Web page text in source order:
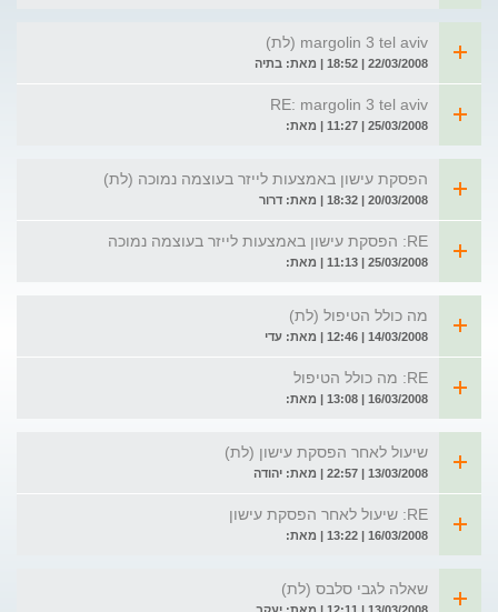
margolin 3 tel aviv (לת)
22/03/2008 | 18:52 | מאת: בתיה
RE: margolin 3 tel aviv
25/03/2008 | 11:27 | מאת:
הפסקת עישון באמצעות לייזר בעוצמה נמוכה (לת)
20/03/2008 | 18:32 | מאת: דרור
RE: הפסקת עישון באמצעות לייזר בעוצמה נמוכה
25/03/2008 | 11:13 | מאת:
מה כולל הטיפול (לת)
14/03/2008 | 12:46 | מאת: עדי
RE: מה כולל הטיפול
16/03/2008 | 13:08 | מאת:
שיעול לאחר הפסקת עישון (לת)
13/03/2008 | 22:57 | מאת: יהודה
RE: שיעול לאחר הפסקת עישון
16/03/2008 | 13:22 | מאת:
שאלה לגבי סלבס (לת)